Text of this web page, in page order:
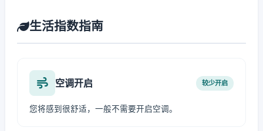
生活指数指南
空调开启 较少开启
您将感到很舒适，一般不需要开启空调。